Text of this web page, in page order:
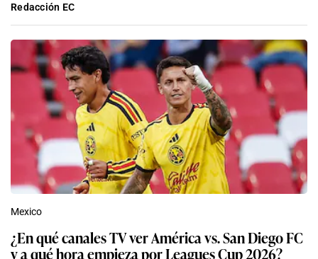
Redacción EC
Mexico
¿En qué canales TV ver América vs. San Diego FC
y a qué hora empieza por Leagues Cup 2026?